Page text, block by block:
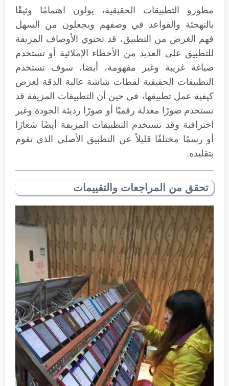
مطورو التطبيقات الحقيقية، يولون اهتمامًا وثيقًا
بالتهجئة والقواعد في وصفهم ويجعلون من السهل
فهم الغرض من التطبيق، قد تحتوي الأوصاف المزيفة
للتطبيق على العديد من الأخطاء الإملائية أو تستخدم
صياغة غريبة وغير مفهومة، أيضا، سوف تستخدم
التطبيقات الحقيقية لقطات شاشة عالية الدقة لعرض
كيفية عمل تطبيقها، في حين أن التطبيقات المزيفة قد
تستخدم صورًا معدلة رقميًا أو صورًا رديئة الجودة وغير
احترافية وقد تستخدم التطبيقات المزيفة أيضًا شعارًا
أو رسمًا مختلفًا قليلاً عن التطبيق الأصلي الذي تقوم
بتقليده.
تحقق من المراجعات والتقييمات